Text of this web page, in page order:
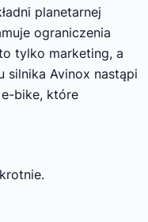
planetarnej
ograniczenia
tylko marketing, a
silnika Avinox nastąpi
bike, które